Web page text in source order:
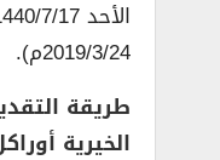
2019/3/24م).
طريقة
الخيرية